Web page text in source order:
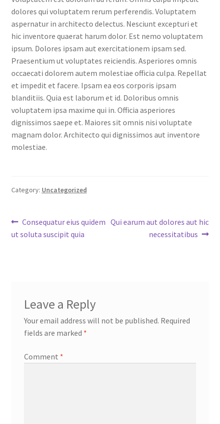
dolores qui voluptatem rerum perferendis. Voluptatem
aspernatur in architecto delectus. Nesciunt excepturi et
hic inventore quaerat harum dolor. Est nemo voluptatem
ipsum. Dolores ipsam aut exercitationem ipsam sed.
Praesentium ut voluptates reiciendis. Asperiores omnis
occaecati dolorem autem molestiae officia culpa. Repellat
et impedit et facere. Ipsam ea eos corporis ipsam
blanditiis. Quia est laborum et id. Doloribus omnis
voluptatem ipsa maxime qui in. Officia asperiores
dignissimos saepe et. Maiores sit omnis nisi voluptate
magnam dolor. Architecto qui dignissimos aut inventore
molestiae.
Category: Uncategorized
Post
navigation
Previous
post:
Consequatur eius quidem
ut soluta suscipit quia
Next
Qui earum aut dolores aut hic
necessitatibus
Leave a Reply
Your email address will not be published. Required
fields are marked *
Comment *